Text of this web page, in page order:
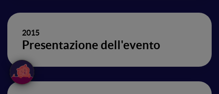
2015
Presentazione dell'evento